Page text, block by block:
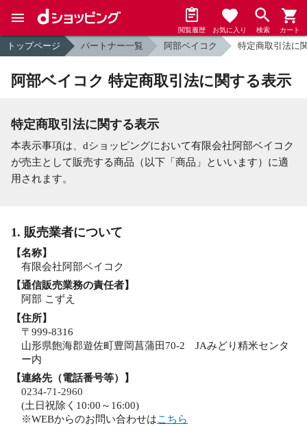
閲覧履歴 お気に入り 検索 カート
トップページ パートナー一覧 阿部ベイコク 特定商取引法に
阿部ベイコク 特定商取引法に関する表示
特定商取引法に関する表示
本表示事項は、dショッピングにおいて有限会社阿部ベイコク
が売主として販売する商品（以下「商品」といいます）に適
用されます。
1. 販売業者について
【名称】
有限会社阿部ベイコク
【通信販売業務の責任者】
阿部 こずえ
【住所】
〒999-8316
山形県飽海郡遊佐町豊岡菖蒲田70-2 JAみどり精米センタ
ー内
【連絡先（電話番号等）】
0234-71-2960
(土日祝除く10:00～16:00)
※WEBからのお問い合わせはこちら